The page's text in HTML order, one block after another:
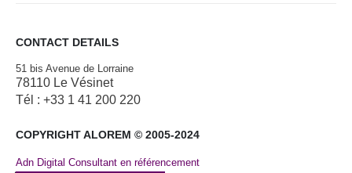
CONTACT DETAILS
51 bis Avenue de Lorraine
78110 Le Vésinet
Tél : +33 1 41 200 220
COPYRIGHT ALOREM © 2005-2024
Adn Digital Consultant en référencement